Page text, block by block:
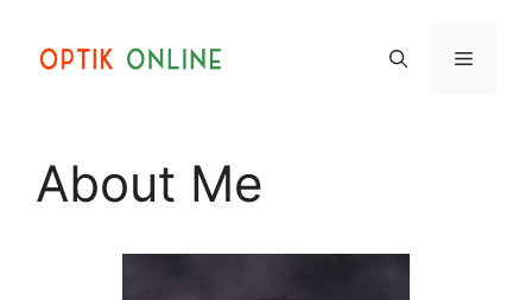
content
Menu
About Me